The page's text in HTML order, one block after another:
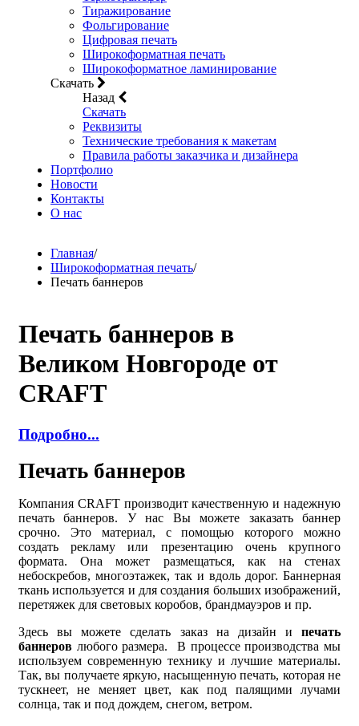
Тиражирование
Фольгирование
Цифровая печать
Широкоформатная печать
Широкоформатное ламинирование
Скачать
Назад
Скачать
Реквизиты
Технические требования к макетам
Правила работы заказчика и дизайнера
Портфолио
Новости
Контакты
О нас
Главная/
Широкоформатная печать/
Печать баннеров
Печать баннеров в
Великом Новгороде от
CRAFT
Подробно...
Печать баннеров
Компания CRAFT производит качественную и надежную
печать баннеров. У нас Вы можете заказать баннер
срочно. Это материал, с помощью которого можно
создать рекламу или презентацию очень крупного
формата. Она может размещаться, как на стенах
небоскребов, многоэтажек, так и вдоль дорог. Баннерная
ткань используется и для создания больших изображений,
перетяжек для световых коробов, брандмауэров и пр.
Здесь вы можете сделать заказ на дизайн и печать
баннеров любого размера. В процессе производства мы
используем современную технику и лучшие материалы.
Так, вы получаете яркую, насыщенную печать, которая не
тускнеет, не меняет цвет, как под палящими лучами
солнца, так и под дождем, снегом, ветром.